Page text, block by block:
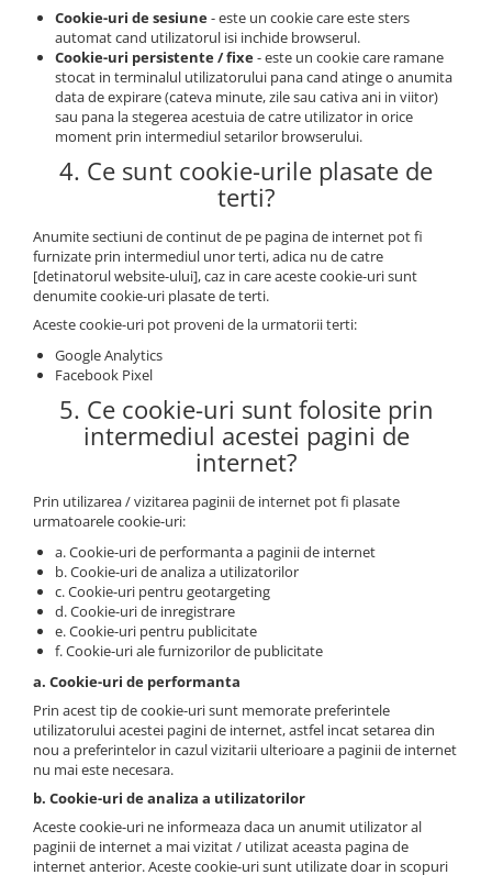
Cookie-uri de sesiune- este un cookie care este sters
automat cand utilizatorul isi inchide browserul.
Cookie-uri persistente / fixe- este un cookie care ramane
stocat in terminalul utilizatorului pana cand atinge o anumita
data de expirare (cateva minute, zile sau cativa ani in viitor)
sau pana la stegerea acestuia de catre utilizator in orice
moment prin intermediul setarilor browserului.
4. Ce sunt cookie-urile plasate de
terti?
Anumite sectiuni de continut de pe pagina de internet pot fi
furnizate prin intermediul unor terti, adica nu de catre
[detinatorul website-ului], caz in care aceste cookie-uri sunt
denumite cookie-uri plasate de terti.
Aceste cookie-uri pot proveni de la urmatorii terti:
Google Analytics
Facebook Pixel
5. Ce cookie-uri sunt folosite prin
intermediul acestei pagini de
internet?
Prin utilizarea / vizitarea paginii de internet pot fi plasate
urmatoarele cookie-uri:
a. Cookie-uri de performanta a paginii de internet
b. Cookie-uri de analiza a utilizatorilor
c. Cookie-uri pentru geotargeting
d. Cookie-uri de inregistrare
e. Cookie-uri pentru publicitate
f. Cookie-uri ale furnizorilor de publicitate
a. Cookie-uri de performanta
Prin acest tip de cookie-uri sunt memorate preferintele
utilizatorului acestei pagini de internet, astfel incat setarea din
nou a preferintelor in cazul vizitarii ulterioare a paginii de internet
nu mai este necesara.
b. Cookie-uri de analiza a utilizatorilor
Aceste cookie-uri ne informeaza daca un anumit utilizator al
paginii de internet a mai vizitat / utilizat aceasta pagina de
internet anterior. Aceste cookie-uri sunt utilizate doar in scopuri